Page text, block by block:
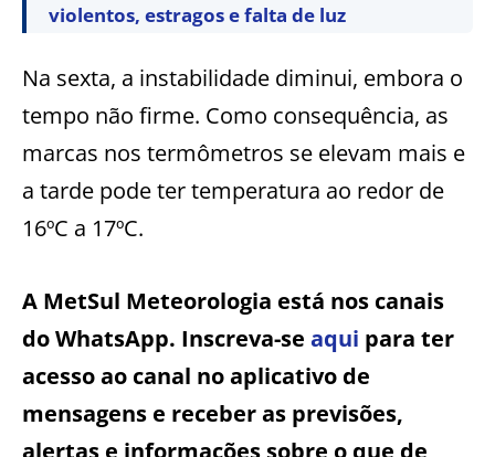
violentos, estragos e falta de luz
Na sexta, a instabilidade diminui, embora o
tempo não firme. Como consequência, as
marcas nos termômetros se elevam mais e
a tarde pode ter temperatura ao redor de
16ºC a 17ºC.
A MetSul Meteorologia está nos canais
do WhatsApp. Inscreva-se aqui para ter
acesso ao canal no aplicativo de
mensagens e receber as previsões,